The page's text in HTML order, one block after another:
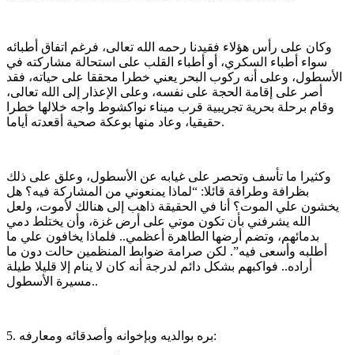
وكان على رأس هؤلاء فقيدنا رحمه الله تعالى، فرغم اتفاق أطبائه
سواء أطباء السكري، أو أطباء القلب على استحالة مشاركته في
الأسطول، وعلى أنه ركوب البحر يعني خطرا محققا على حياته، فقد
أصر على إقامة الحجة على نفسه، وعلى الإعذار إلى الله تعالى،
وقام برحلة بحرية تجريبية قرب ميناء نواكشوط واجه خلالها خطرا
حقيقيا، وعاد منها بوعكة صحية أقعدته أياما.
وكثيرا ما تأسف وتحصر على غيابه عن الأسطول، وعلق على ذلك
بظرافة وطرافة قائلا: “لماذا يمنعوني من المشاركة فيه؟ هل
يخشون علي الموت؟ أنا في الحقيقة ذاهب إلى هنالك لأموت، ولعل
الله يشرفني بأن تكون موتي على أرض غزة، وأن يختلط دمي
بدمائهم، وتضم أرضها الطاهرة أعظمي.. فلماذا يخافون علي ما
أطلبه وأسعى فيه”. لكن صرامة ضوابط المنظمين حالت دون ما
أراده.. فواكبهم بشكل دائم لدرجة أنه كان لا ينام إلا قليلا طيلة
مسيرة الأسطول..
5. بره بوالديه وبإخوانه وأصدقائه ومعارفه: